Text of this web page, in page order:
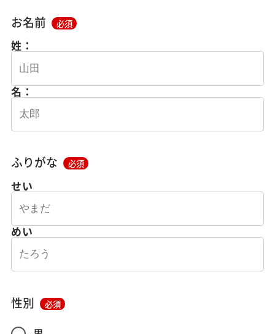
お名前 必須
姓：
名：
ふりがな 必須
せい
めい
性別 必須